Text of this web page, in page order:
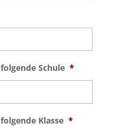
Schule *
Klasse *